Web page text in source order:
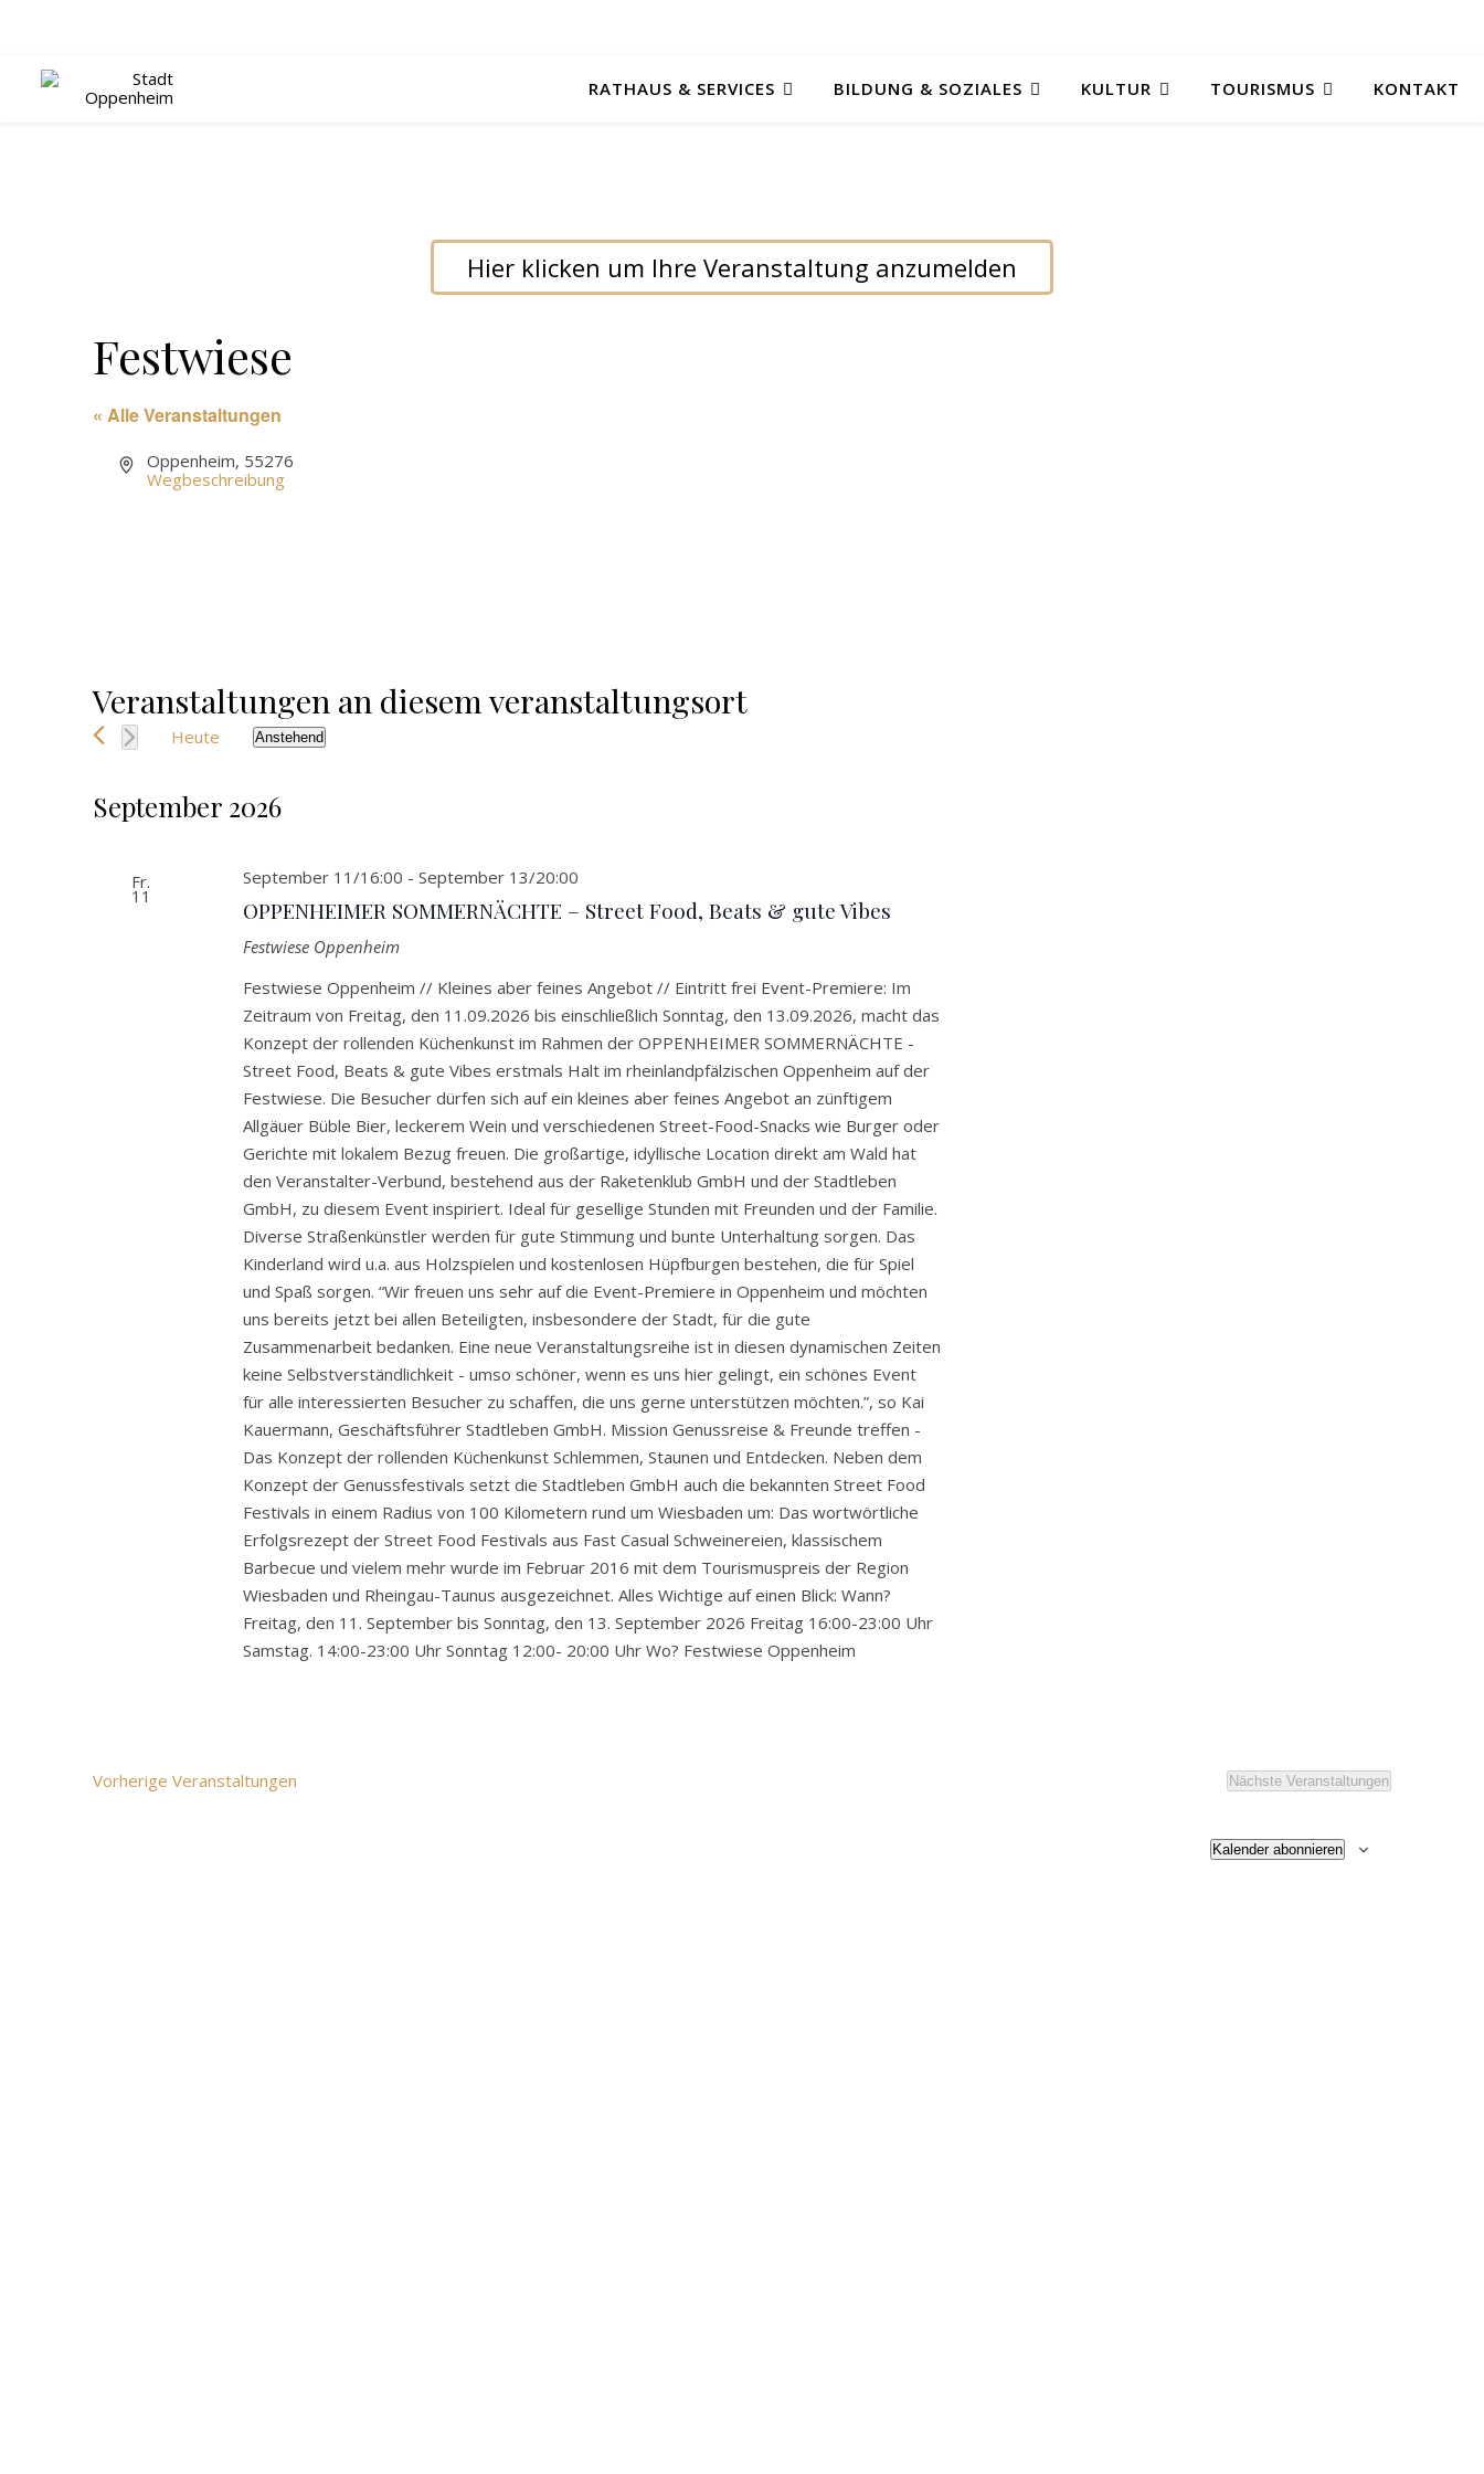
RATHAUS & SERVICES BILDUNG & SOZIALES KULTUR TOURISMUS KONTAKT
Hier klicken um Ihre Veranstaltung anzumelden
Festwiese
« Alle Veranstaltungen
Adresse
Oppenheim, 55276
Wegbeschreibung
Veranstaltungen an diesem veranstaltungsort
Heute Anstehend
September 2026
Fr.
11 OPPENHEIMER SOMMERNÄCHTE – Street Food, Beats & gute Vibes
September 11/16:00 - September 13/20:00
Festwiese Oppenheim
Festwiese Oppenheim // Kleines aber feines Angebot // Eintritt frei Event-Premiere: Im
Zeitraum von Freitag, den 11.09.2026 bis einschließlich Sonntag, den 13.09.2026, macht das
Konzept der rollenden Küchenkunst im Rahmen der OPPENHEIMER SOMMERNÄCHTE -
Street Food, Beats & gute Vibes erstmals Halt im rheinlandpfälzischen Oppenheim auf der
Festwiese. Die Besucher dürfen sich auf ein kleines aber feines Angebot an zünftigem
Allgäuer Büble Bier, leckerem Wein und verschiedenen Street-Food-Snacks wie Burger oder
Gerichte mit lokalem Bezug freuen. Die großartige, idyllische Location direkt am Wald hat
den Veranstalter-Verbund, bestehend aus der Raketenklub GmbH und der Stadtleben
GmbH, zu diesem Event inspiriert. Ideal für gesellige Stunden mit Freunden und der Familie.
Diverse Straßenkünstler werden für gute Stimmung und bunte Unterhaltung sorgen. Das
Kinderland wird u.a. aus Holzspielen und kostenlosen Hüpfburgen bestehen, die für Spiel
und Spaß sorgen. “Wir freuen uns sehr auf die Event-Premiere in Oppenheim und möchten
uns bereits jetzt bei allen Beteiligten, insbesondere der Stadt, für die gute
Zusammenarbeit bedanken. Eine neue Veranstaltungsreihe ist in diesen dynamischen Zeiten
keine Selbstverständlichkeit - umso schöner, wenn es uns hier gelingt, ein schönes Event
für alle interessierten Besucher zu schaffen, die uns gerne unterstützen möchten.”, so Kai
Kauermann, Geschäftsführer Stadtleben GmbH. Mission Genussreise & Freunde treffen -
Das Konzept der rollenden Küchenkunst Schlemmen, Staunen und Entdecken. Neben dem
Konzept der Genussfestivals setzt die Stadtleben GmbH auch die bekannten Street Food
Festivals in einem Radius von 100 Kilometern rund um Wiesbaden um: Das wortwörtliche
Erfolgsrezept der Street Food Festivals aus Fast Casual Schweinereien, klassischem
Barbecue und vielem mehr wurde im Februar 2016 mit dem Tourismuspreis der Region
Wiesbaden und Rheingau-Taunus ausgezeichnet. Alles Wichtige auf einen Blick: Wann?
Freitag, den 11. September bis Sonntag, den 13. September 2026 Freitag 16:00-23:00 Uhr
Samstag. 14:00-23:00 Uhr Sonntag 12:00- 20:00 Uhr Wo? Festwiese Oppenheim
Vorherige Veranstaltungen Nächste Veranstaltungen
Kalender abonnieren